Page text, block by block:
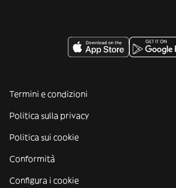
Termini e condizioni
Politica sulla privacy
Politica sui cookie
Conformità
Configura i cookie